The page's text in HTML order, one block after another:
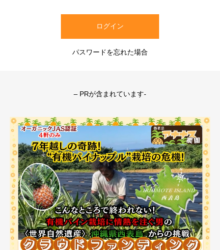
パスワードを忘れた場合
– PRが含まれています-